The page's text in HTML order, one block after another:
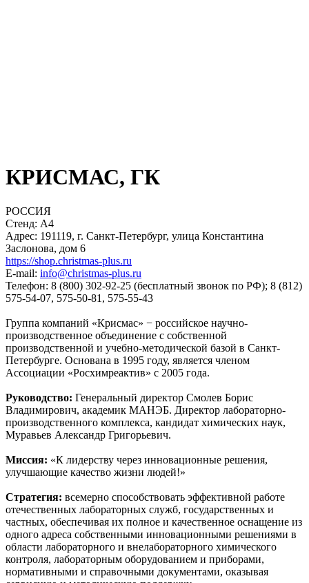
КРИСМАС, ГК
РОССИЯ
Стенд: А4
Адрес: 191119, г. Санкт-Петербург, улица Константина
Заслонова, дом 6
https://shop.christmas-plus.ru
E-mail: info@christmas-plus.ru
Телефон: 8 (800) 302-92-25 (бесплатный звонок по РФ); 8 (812)
575-54-07, 575-50-81, 575-55-43
Группа компаний «Крисмас» − российское научно-
производственное объединение с собственной
производственной и учебно-методической базой в Санкт-
Петербурге. Основана в 1995 году, является членом
Ассоциации «Росхимреактив» с 2005 года.
Руководство: Генеральный директор Смолев Борис
Владимирович, академик МАНЭБ. Директор лабораторно-
производственного комплекса, кандидат химических наук,
Муравьев Александр Григорьевич.
Миссия: «К лидерству через инновационные решения,
улучшающие качество жизни людей!»
Стратегия: всемерно способствовать эффективной работе
отечественных лабораторных служб, государственных и
частных, обеспечивая их полное и качественное оснащение из
одного адреса собственными инновационными решениями в
области лабораторного и внелабораторного химического
контроля, лабораторным оборудованием и приборами,
нормативными и справочными документами, оказывая